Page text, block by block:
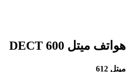
هواتف ميتل 600 DECT
ميتل 612